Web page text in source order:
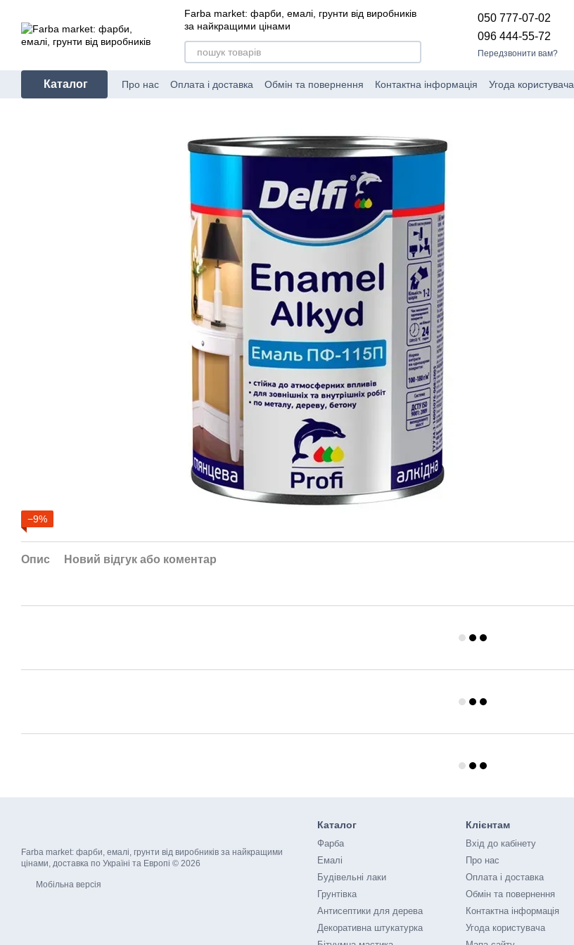
Farba market: фарби, емалі, грунти від виробників
за найкращими цінами
050 777-07-02
096 444-55-72
Передзвонити вам?
Каталог Про нас Оплата і доставка Обмін та повернення Контактна інформація Угода користувача
−9%
Опис Новий відгук або коментар
Farba market: фарби, емалі, грунти від виробників за найкращими
цінами, доставка по Україні та Европі © 2026
Мобільна версія
Каталог
Фарба
Емалі
Будівельні лаки
Грунтівка
Антисептики для дерева
Декоративна штукатурка
Клієнтам
Вхід до кабінету
Про нас
Оплата і доставка
Обмін та повернення
Контактна інформація
Угода користувача